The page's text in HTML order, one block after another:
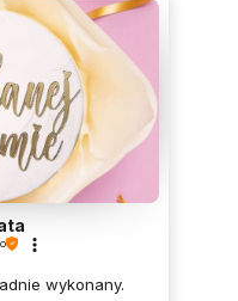
wykonany.